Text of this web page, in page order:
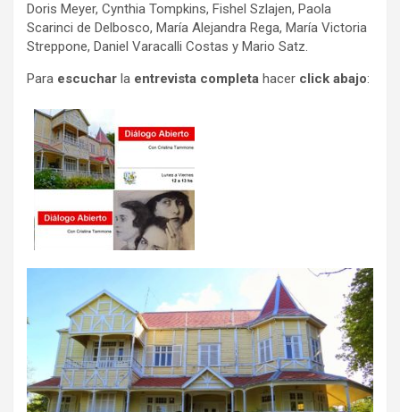
Doris Meyer, Cynthia Tompkins, Fishel Szlajen, Paola
Scarinci de Delbosco, María Alejandra Rega, María Victoria
Streppone, Daniel Varacalli Costas y Mario Satz.
Para escuchar la entrevista completa hacer click abajo: